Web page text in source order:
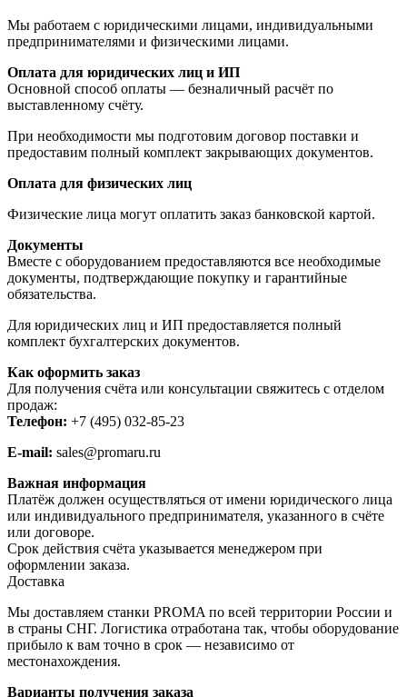
Мы работаем с юридическими лицами, индивидуальными
предпринимателями и физическими лицами.
Оплата для юридических лиц и ИП
Основной способ оплаты — безналичный расчёт по
выставленному счёту.
При необходимости мы подготовим договор поставки и
предоставим полный комплект закрывающих документов.
Оплата для физических лиц
Физические лица могут оплатить заказ банковской картой.
Документы
Вместе с оборудованием предоставляются все необходимые
документы, подтверждающие покупку и гарантийные
обязательства.
Для юридических лиц и ИП предоставляется полный
комплект бухгалтерских документов.
Как оформить заказ
Для получения счёта или консультации свяжитесь с отделом
продаж:
Телефон: +7 (495) 032-85-23
E-mail: sales@promaru.ru
Важная информация
Платёж должен осуществляться от имени юридического лица
или индивидуального предпринимателя, указанного в счёте
или договоре.
Срок действия счёта указывается менеджером при
оформлении заказа.
Доставка
Мы доставляем станки PROMA по всей территории России и
в страны СНГ. Логистика отработана так, чтобы оборудование
прибыло к вам точно в срок — независимо от
местонахождения.
Варианты получения заказа